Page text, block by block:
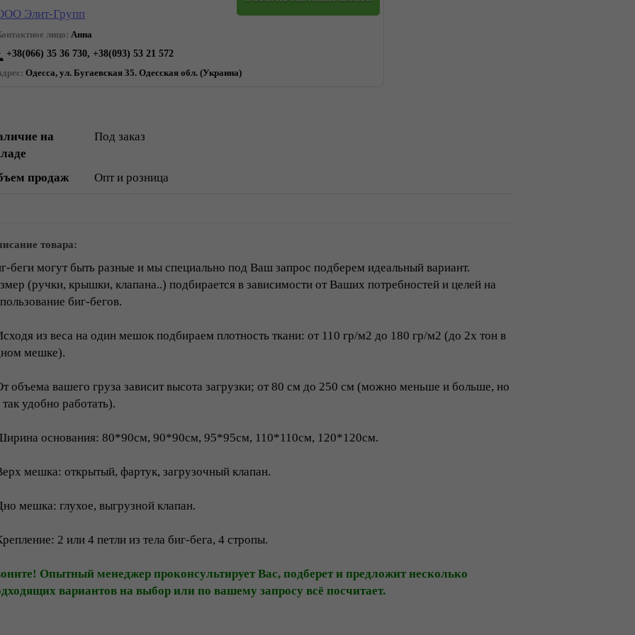
Элит-Групп
лицо: Анна
+38(066) 35 36 730, +38(093) 53 21 572
Одесса, ул. Бугаевская 35. Одесская обл. (Украина)
на
Под заказ
продаж Опт и розница
товара:
беги могут быть разные и мы специально под Ваш запрос подберем идеальный вариант.
(ручки, крышки, клапана..) подбирается в зависимости от Ваших потребностей и целей на
биг-бегов.
из веса на один мешок подбираем плотность ткани: от 110 гр/м2 до 180 гр/м2 (до 2х тон в
мешке).
объема вашего груза зависит высота загрузки; от 80 см до 250 см (можно меньше и больше, но
так удобно работать).
основания: 80*90см, 90*90см, 95*95см, 110*110см, 120*120см.
мешка: открытый, фартук, загрузочный клапан.
мешка: глухое, выгрузной клапан.
2 или 4 петли из тела биг-бега, 4 стропы.
Опытный менеджер проконсультирует Вас, подберет и предложит несколько
вариантов на выбор или по вашему запросу всё посчитает.